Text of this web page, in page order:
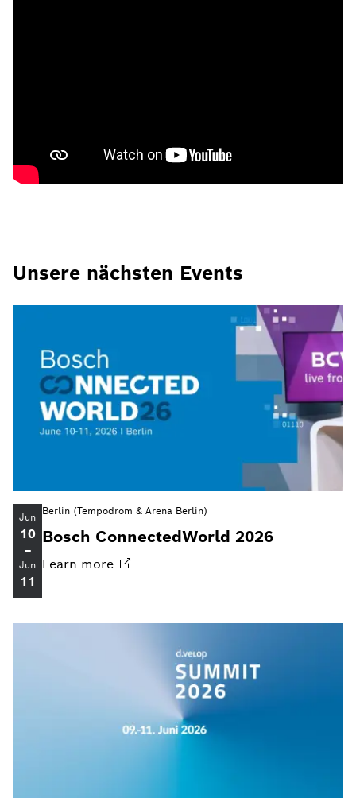
Unsere nächsten Events
Jun
10
–
Jun
11
Berlin (Tempodrom & Arena Berlin)
Bosch ConnectedWorld 2026
Learn more